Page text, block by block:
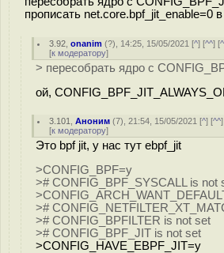
прописать net.core.bpf_jit_enable=0
3.92 ,onanim (?), 14:25, 15/05/2021 [^] [^^] [
[к модератору]
> пересобрать ядро с
ой,
3.101 ,Аноним (7), 21:54, 15/05/2021 [^] [^^
[к модератору]
Это bpf jit, у нас тут ebpf_jit
>CONFIG_BPF=y
># CONFIG_BPF_SYSCALL is not
>#
># CONFIG_BPFILTER is not set
># CONFIG_BPF_JIT is not set
>CONFIG_HAVE_EBPF_JIT=y